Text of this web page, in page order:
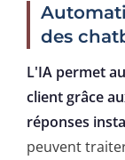
des
L'IA permet
client grâce
réponses
peuvent